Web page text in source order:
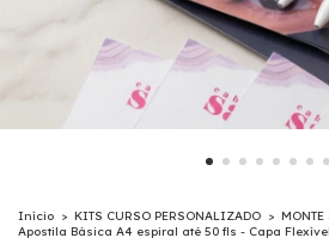
Início > KITS CURSO PERSONALIZADO >
Apostila Básica A4 espiral até 50 fls - Capa Flexível